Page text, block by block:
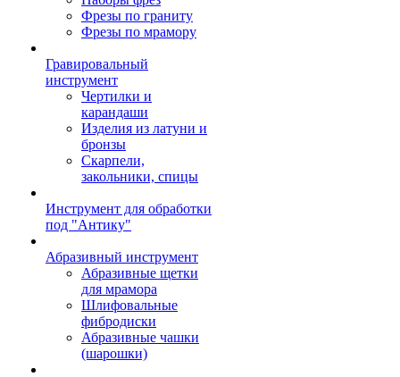
Фрезы по граниту
Фрезы по мрамору
Гравировальный
инструмент
Чертилки и
карандаши
Изделия из латуни и
бронзы
Скарпели,
закольники, спицы
Инструмент для обработки
под "Антику"
Абразивный инструмент
Абразивные щетки
для мрамора
Шлифовальные
фибродиски
Абразивные чашки
(шарошки)